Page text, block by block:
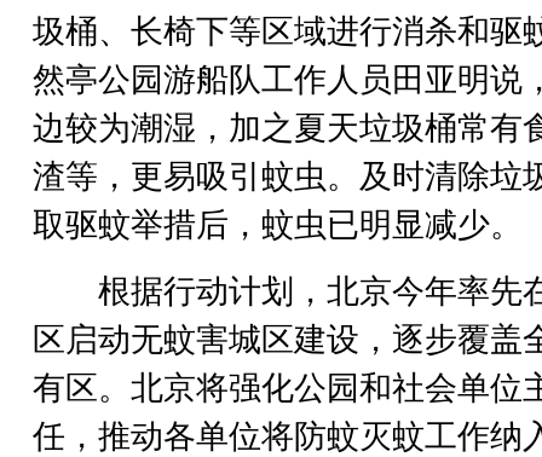
圾桶、长椅下等区域进行消杀和驱
然亭公园游船队工作人员田亚明说
边较为潮湿，加之夏天垃圾桶常有
渣等，更易吸引蚊虫。及时清除垃
取驱蚊举措后，蚊虫已明显减少。
根据行动计划，北京今年率先
区启动无蚊害城区建设，逐步覆盖
有区。北京将强化公园和社会单位
任，推动各单位将防蚊灭蚊工作纳